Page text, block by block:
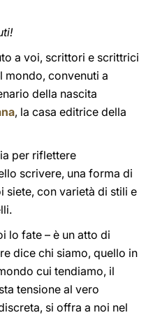
a voi, scrittori e scrittrici
mondo, convenuti a
della nascita
, la casa editrice della
per riflettere
scrivere, una forma di
siete, con varietà di stili e
lo fate – è un atto di
dice chi siamo, quello in
cui tendiamo, il
tensione al vero
si offra a noi nel